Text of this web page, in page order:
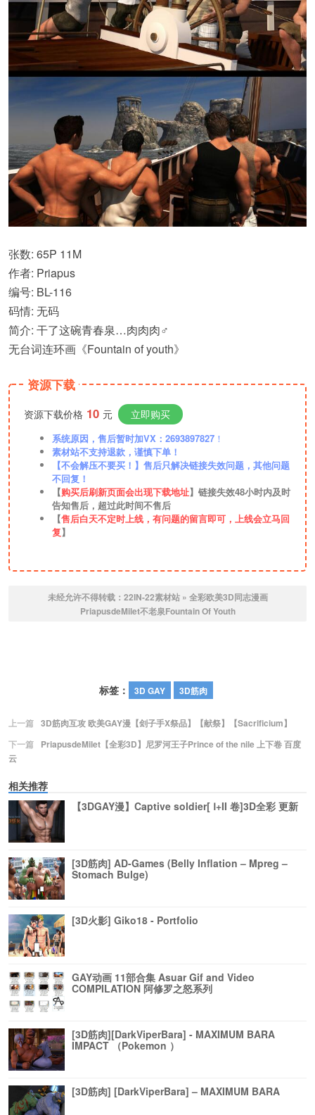
张数: 65P 11M
作者: Priapus
编号: BL-116
码情: 无码
简介: 干了这碗青春泉…肉肉肉♂
无台词连环画《Fountain of youth》
资源下载
资源下载价格 10 元 立即购买
系统原因，售后暂时加VX：2693897827 ！
素材站不支持退款，谨慎下单！
【不会解压不要买！】售后只解决链接失效问题，其他问题
不回复！
【购买后刷新页面会出现下载地址】链接失效48小时内及时
告知售后，超过此时间不售后
【售后白天不定时上线，有问题的留言即可，上线会立马回
复】
未经允许不得转载： 22IN-22素材站» 全彩欧美3D同志漫画
PriapusdeMilet不老泉Fountain Of Youth
标签： 3D GAY 3D筋肉
上一篇 3D筋肉互攻 欧美GAY漫【刽子手X祭品】【献祭】【Sacrificium】
下一篇
PriapusdeMilet【全彩3D】尼罗河王子Prince of the nile 上下卷 百度
云
相关推荐
【3DGAY漫】Captive soldier[ Ⅰ+II 卷]3D全彩 更新
[3D筋肉] AD-Games (Belly Inflation – Mpreg –
Stomach Bulge)
[3D火影] Giko18 - Portfolio
GAY动画 11部合集 Asuar Gif and Video
COMPILATION 阿修罗之怒系列
[3D筋肉][DarkViperBara] - MAXIMUM BARA
IMPACT （Pokemon ）
[3D筋肉] [DarkViperBara] – MAXIMUM BARA